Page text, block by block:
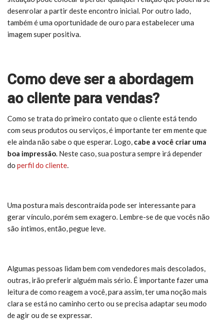
desenrolar a partir deste encontro inicial. Por outro lado,
também é uma oportunidade de ouro para estabelecer uma
imagem super positiva.
Como deve ser a abordagem
ao cliente para vendas?
Como se trata do primeiro contato que o cliente está tendo
com seus produtos ou serviços, é importante ter em mente que
ele ainda não sabe o que esperar. Logo, cabe a você criar uma
boa impressão. Neste caso, sua postura sempre irá depender
do perfil do cliente.
Uma postura mais descontraída pode ser interessante para
gerar vínculo, porém sem exagero. Lembre-se de que vocês não
são íntimos, então, pegue leve.
Algumas pessoas lidam bem com vendedores mais descolados,
outras, irão preferir alguém mais sério. É importante fazer uma
leitura de como reagem a você, para assim, ter uma noção mais
clara se está no caminho certo ou se precisa adaptar seu modo
de agir ou de se expressar.